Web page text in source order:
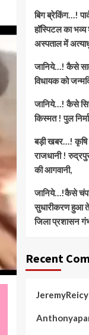
बिग ब्रेकिंग…!
हॉस्पिटल का
अस्पताल में
जानिये…! कैसे
विधायक को
जानिये…! कैसे
किस्मत ! पुल
बड़ी खबर…! कृषि
राजधानी !
की आगवानी,
जानिये…!कैसे
सुधारीकरण हुआ
जिला प्रशासन
Recent
JeremyReicy